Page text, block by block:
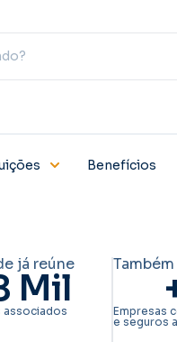
Benefícios
já reúne
Mil
Empresas
e seguros